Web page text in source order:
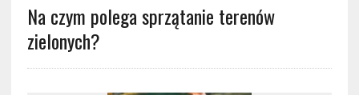
Na czym polega sprzątanie terenów
zielonych?